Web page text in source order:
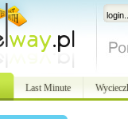
Last Minute